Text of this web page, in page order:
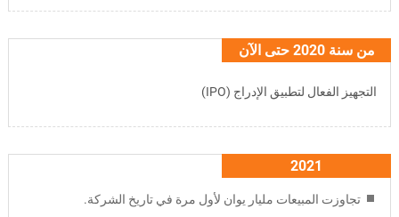
من سنة 2020 حتى الآن
التجهيز الفعال لتطبيق الإدراج (IPO)
2021
تجاوزت المبيعات مليار يوان لأول مرة في تاريخ الشركة.